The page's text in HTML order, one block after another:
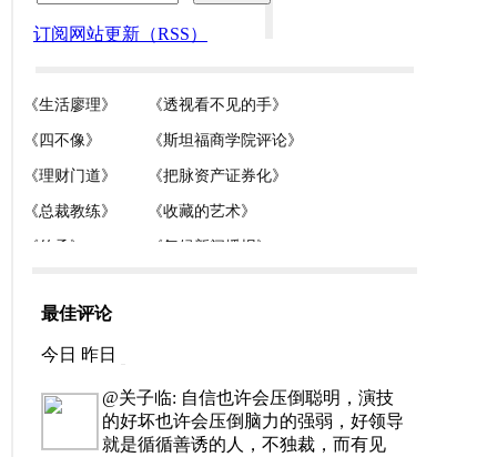
订阅网站更新（RSS）
最佳评论
今日 昨日
@关子临: 自信也许会压倒聪明，演技
的好坏也许会压倒脑力的强弱，好领导
就是循循善诱的人，不独裁，而有见